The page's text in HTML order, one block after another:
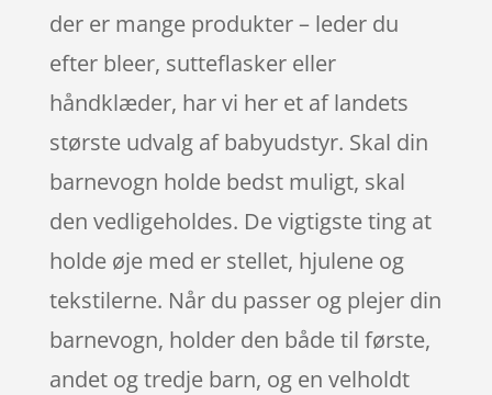
der er mange produkter – leder du
efter bleer, sutteflasker eller
håndklæder, har vi her et af landets
største udvalg af babyudstyr. Skal din
barnevogn holde bedst muligt, skal
den vedligeholdes. De vigtigste ting at
holde øje med er stellet, hjulene og
tekstilerne. Når du passer og plejer din
barnevogn, holder den både til første,
andet og tredje barn, og en velholdt